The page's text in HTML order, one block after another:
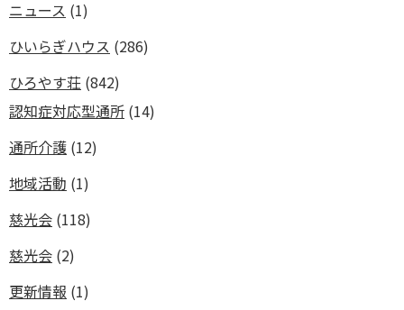
ニュース (1)
ひいらぎハウス (286)
ひろやす荘 (842)
認知症対応型通所 (14)
通所介護 (12)
地域活動 (1)
慈光会 (118)
慈光会 (2)
更新情報 (1)